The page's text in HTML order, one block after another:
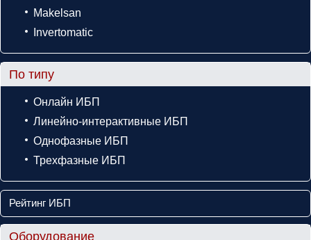
Makelsan
Invertomatic
По типу
Онлайн ИБП
Линейно-интерактивные ИБП
Однофазные ИБП
Трехфазные ИБП
Рейтинг ИБП
Оборудование